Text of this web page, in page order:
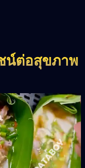
น์ต่อสุขภาพ